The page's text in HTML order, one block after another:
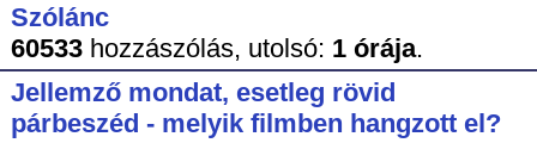
Szólánc
60533hozzászólás, utolsó: 1 órája.
Jellemző mondat, esetleg rövid
párbeszéd - melyik filmben hangzott el?